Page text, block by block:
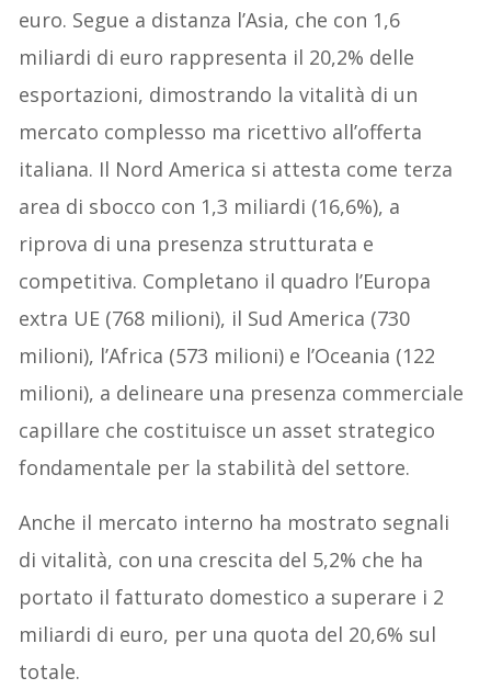
euro. Segue a distanza l’Asia, che con 1,6
miliardi di euro rappresenta il 20,2% delle
esportazioni, dimostrando la vitalità di un
mercato complesso ma ricettivo all’offerta
italiana. Il Nord America si attesta come terza
area di sbocco con 1,3 miliardi (16,6%), a
riprova di una presenza strutturata e
competitiva. Completano il quadro l’Europa
extra UE (768 milioni), il Sud America (730
milioni), l’Africa (573 milioni) e l’Oceania (122
milioni), a delineare una presenza commerciale
capillare che costituisce un asset strategico
fondamentale per la stabilità del settore.
Anche il mercato interno ha mostrato segnali
di vitalità, con una crescita del 5,2% che ha
portato il fatturato domestico a superare i 2
miliardi di euro, per una quota del 20,6% sul
totale.